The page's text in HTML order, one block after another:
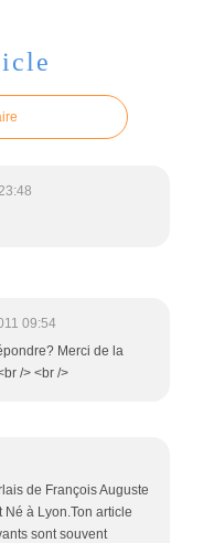
09:54
Merci de la
/> <br />
de François Auguste
Né à Lyon.Ton article
sont souvent